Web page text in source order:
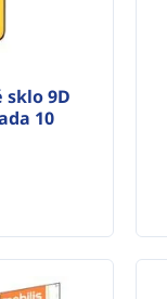
sklo 9D
10